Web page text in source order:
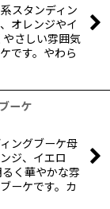
スタンディン
オレンジやイ
さしい雰囲気
です。やわら
ーケ
ングブーケ母
ジ、イエロ
く華やかな雰
ーケです。カ